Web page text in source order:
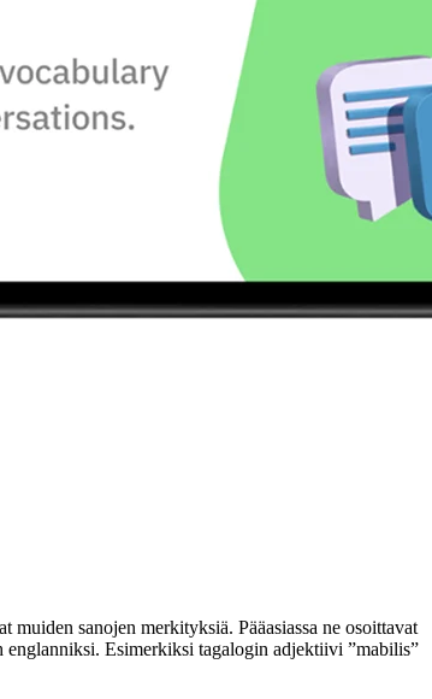
sanojen merkityksiä. Pääasiassa ne osoittavat
englanniksi. Esimerkiksi tagalogin adjektiivi ”mabilis”